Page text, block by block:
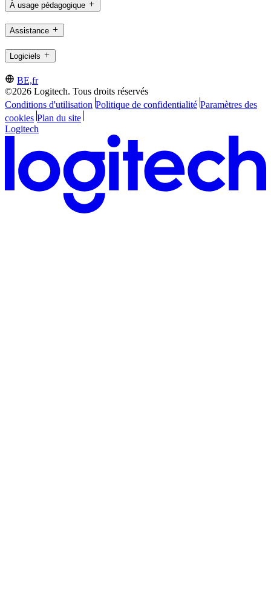
À usage pédagogique
Assistance
Logiciels
BE,fr
©2026 Logitech. Tous droits réservés
Conditions d'utilisation Politique de confidentialité Paramètres des
cookies Plan du site
Logitech